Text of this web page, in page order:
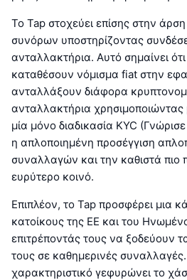
Το Tap στοχεύει επίσης στην
συνόρων υποστηρίζοντας
ανταλλακτήρια. Αυτό σημαίνει
καταθέσουν νόμισμα fiat στην
ανταλλάξουν διάφορα
ανταλλακτήρια
μία μόνο διαδικασία KYC
η απλοποιημένη προσέγγιση
συναλλαγών και την καθιστά πιο
ευρύτερο κοινό.
Επιπλέον, το Tap προσφέρει μια
κατοίκους της ΕΕ και του
επιτρέποντάς τους να ξοδεύουν
τους σε καθημερινές
χαρακτηριστικό γεφυρώνει το